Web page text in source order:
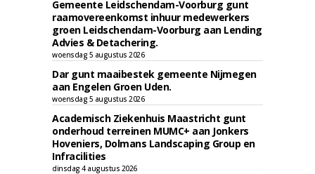
Gemeente Leidschendam-Voorburg gunt
raamovereenkomst inhuur medewerkers
groen Leidschendam-Voorburg aan Lending
Advies & Detachering.
woensdag 5 augustus 2026
Dar gunt maaibestek gemeente Nijmegen
aan Engelen Groen Uden.
woensdag 5 augustus 2026
Academisch Ziekenhuis Maastricht gunt
onderhoud terreinen MUMC+ aan Jonkers
Hoveniers, Dolmans Landscaping Group en
Infracilities
dinsdag 4 augustus 2026